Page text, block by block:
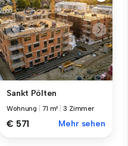
Sankt Pölten
Wohnung 71 m² |3 Zimmer
€ 571 Mehr sehen